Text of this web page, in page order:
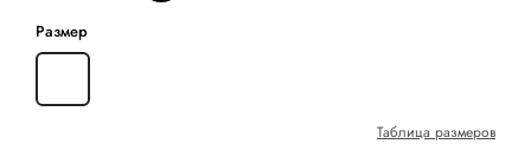
Размер
Таблица размеров